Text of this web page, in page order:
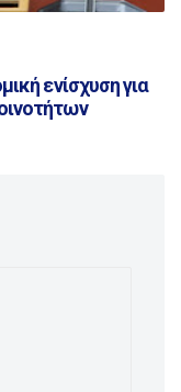
ενίσχυση για